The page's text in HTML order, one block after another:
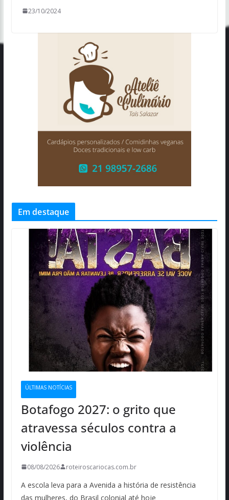
23/10/2024
Em destaque
ÚLTIMAS NOTÍCIAS
Botafogo 2027: o grito que
atravessa séculos contra a
violência
08/08/2026 roteiroscariocas.com.br
A escola leva para a Avenida a história de resistência
das mulheres, do Brasil colonial até hoje